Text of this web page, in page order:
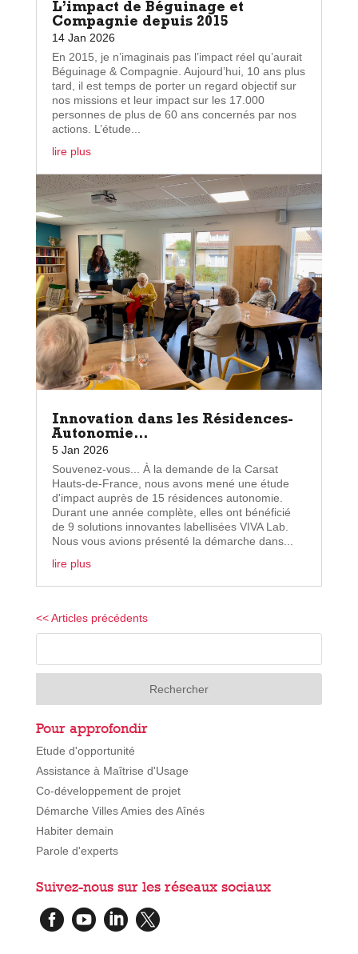
L’impact de Béguinage et
Compagnie depuis 2015
14 Jan 2026
En 2015, je n’imaginais pas l’impact réel qu’aurait
Béguinage & Compagnie. Aujourd’hui, 10 ans plus
tard, il est temps de porter un regard objectif sur
nos missions et leur impact sur les 17.000
personnes de plus de 60 ans concernés par nos
actions. L’étude...
lire plus
Innovation dans les Résidences-
Autonomie…
5 Jan 2026
Souvenez-vous... À la demande de la Carsat
Hauts-de-France, nous avons mené une étude
d'impact auprès de 15 résidences autonomie.
Durant une année complète, elles ont bénéficié
de 9 solutions innovantes labellisées VIVA Lab.
Nous vous avions présenté la démarche dans...
lire plus
« Entrées précédentes
Pour approfondir
Etude d'opportunité
Assistance à Maîtrise d'Usage
Co-développement de projet
Démarche Villes Amies des Aînés
Habiter demain
Parole d'experts
Suivez-nous sur les réseaux sociaux
   